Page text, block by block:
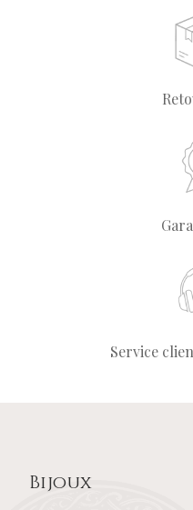
Service
Bijoux